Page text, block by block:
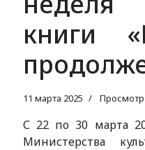
книги
11 марта 2025
С 22 по 30 марта
Министерства